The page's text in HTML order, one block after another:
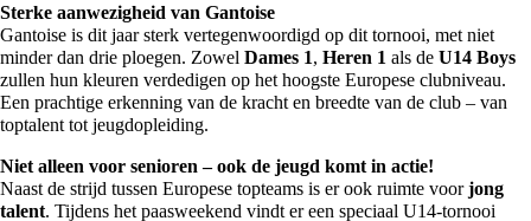
Sterke aanwezigheid van Gantoise
Gantoise is dit jaar sterk vertegenwoordigd op dit tornooi, met niet
minder dan drie ploegen. Zowel Dames 1, Heren 1 als de U14 Boys
zullen hun kleuren verdedigen op het hoogste Europese clubniveau.
Een prachtige erkenning van de kracht en breedte van de club – van
toptalent tot jeugdopleiding.
Niet alleen voor senioren – ook de jeugd komt in actie!
Naast de strijd tussen Europese topteams is er ook ruimte voorjong
talent. Tijdens het paasweekend vindt er een speciaal U14-tornooi